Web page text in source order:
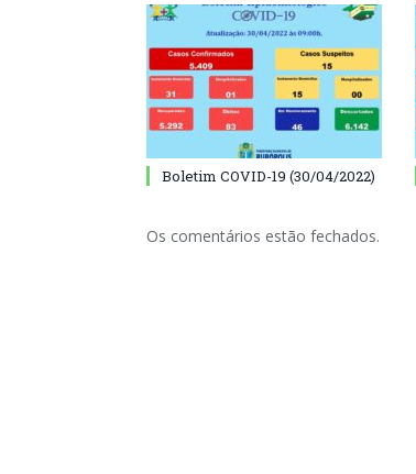
Boletim COVID-19 (30/04/2022)
Os comentários estão fechados.